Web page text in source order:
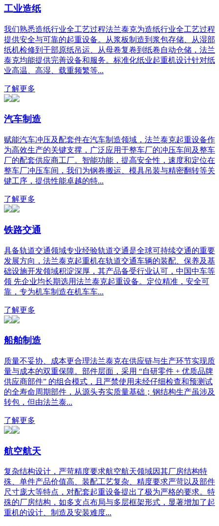
工业造纸
我们熟悉造纸行业全工艺过程法兰泰克为造纸行业全工艺过程
提供安全与可靠的起重设备。从浆板制造到浆包存储、从湿部
纸机检修到干部原纸吊运、从母卷复卷到纸卷自动仓储，法兰
泰克均能提供完善设备和服务。标准化纸业起重机设计针对纸
业高温、高湿、载重频繁等...
了解更多
汽车制造
赋能汽车冲压及配套件在汽车制造领域，法兰泰克起重设备作
为高效生产的关键支撑，广泛应用于整车厂的冲压车间及整车
厂的配套供应商工厂。智能功能，提高安全性，速度和定位在
整车厂冲压车间，我们为钢卷搬运、模具吊装与精密翻转等关
键工序，提供性能卓越的特...
了解更多
铁路交通
具备轨道交通领域专业经验轨道交通是全球可持续交通的重要
发展方向，法兰泰克起重机在轨道交通车辆的装配、保养及基
础设施开发领域积淀深厚，其产品备受行业认可，中国中车等
领 先企业均长期选用法兰泰克起重设备。定位精准，安全可
靠，专为机车制造在机车车...
了解更多
船舶制造
质量不妥协、成本更合理法兰泰克在供应链与生产环节实现质
量与成本的双重保障。部件层面，采用 “自研零件 + 优质品牌
供应商部件” 的组合模式，且严禁使用未经仔细检查和预测试
的全寿命周期部件，从源头夯实质量基础；钢结构生产虽涉及
转包，但由法兰泰...
了解更多
航空航天
复杂结构设计，严苛精度要求航空航天领域因其厂房结构特
殊、单件产品价值高、装配工艺复杂、精度要求严苛以及部件
尺寸庞大等特点，对配套起重设备提出了极为严格的要求。特
殊的厂房结构，如多支点布局与多层框架形式，显著增加了起
重机的设计、制造及安装难度...